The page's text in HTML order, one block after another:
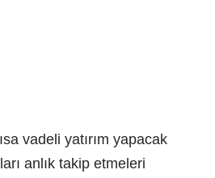
vadeli yatırım yapacak
anlık takip etmeleri